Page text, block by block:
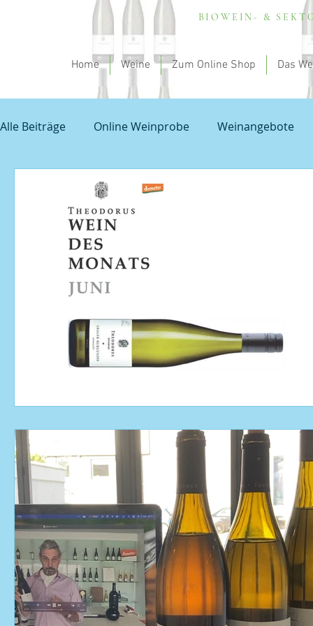
BIOWEIN- &
Home Weine Zum Online Shop Das
Alle Beiträge Online Weinprobe Weinangebote
Spargel und Wein Empfehlung - my theodorus
Unbenannte Kategorie
Veranstaltungen